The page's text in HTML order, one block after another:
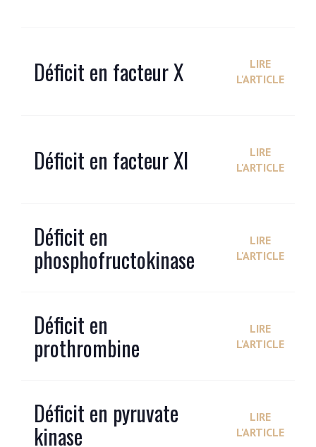
Déficit en facteur X
LIRE
L'ARTICLE
Déficit en facteur XI
LIRE
L'ARTICLE
Déficit en
phosphofructokinase
LIRE
L'ARTICLE
Déficit en
prothrombine
LIRE
L'ARTICLE
Déficit en pyruvate
kinase
LIRE
L'ARTICLE